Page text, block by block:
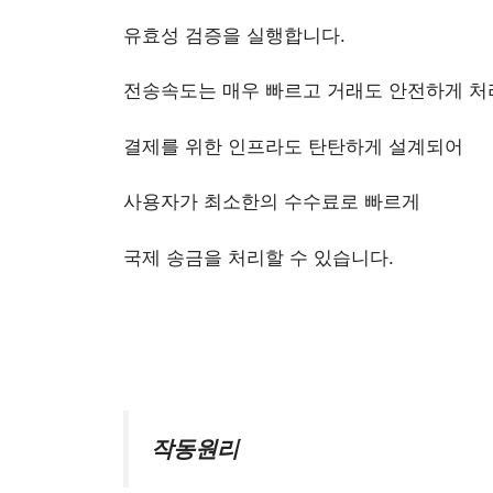
유효성 검증을 실행합니다.
전송속도는 매우 빠르고 거래도 안전하게 처
결제를 위한 인프라도 탄탄하게 설계되어
사용자가 최소한의 수수료로 빠르게
국제 송금을 처리할 수 있습니다.
작동원리